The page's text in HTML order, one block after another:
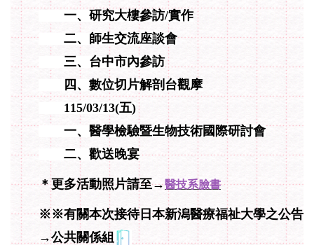
一、研究大樓參訪/實作
二、師生交流座談會
三、台中市內參訪
四、數位切片解剖台觀摩
115/03/13(五)
一、醫學檢驗暨生物技術國際研討會
二、歡送晚宴
＊更多活動照片請至→醫技系臉書
※※有關本次接待日本新潟醫療福祉大學之公告
→公共關係組